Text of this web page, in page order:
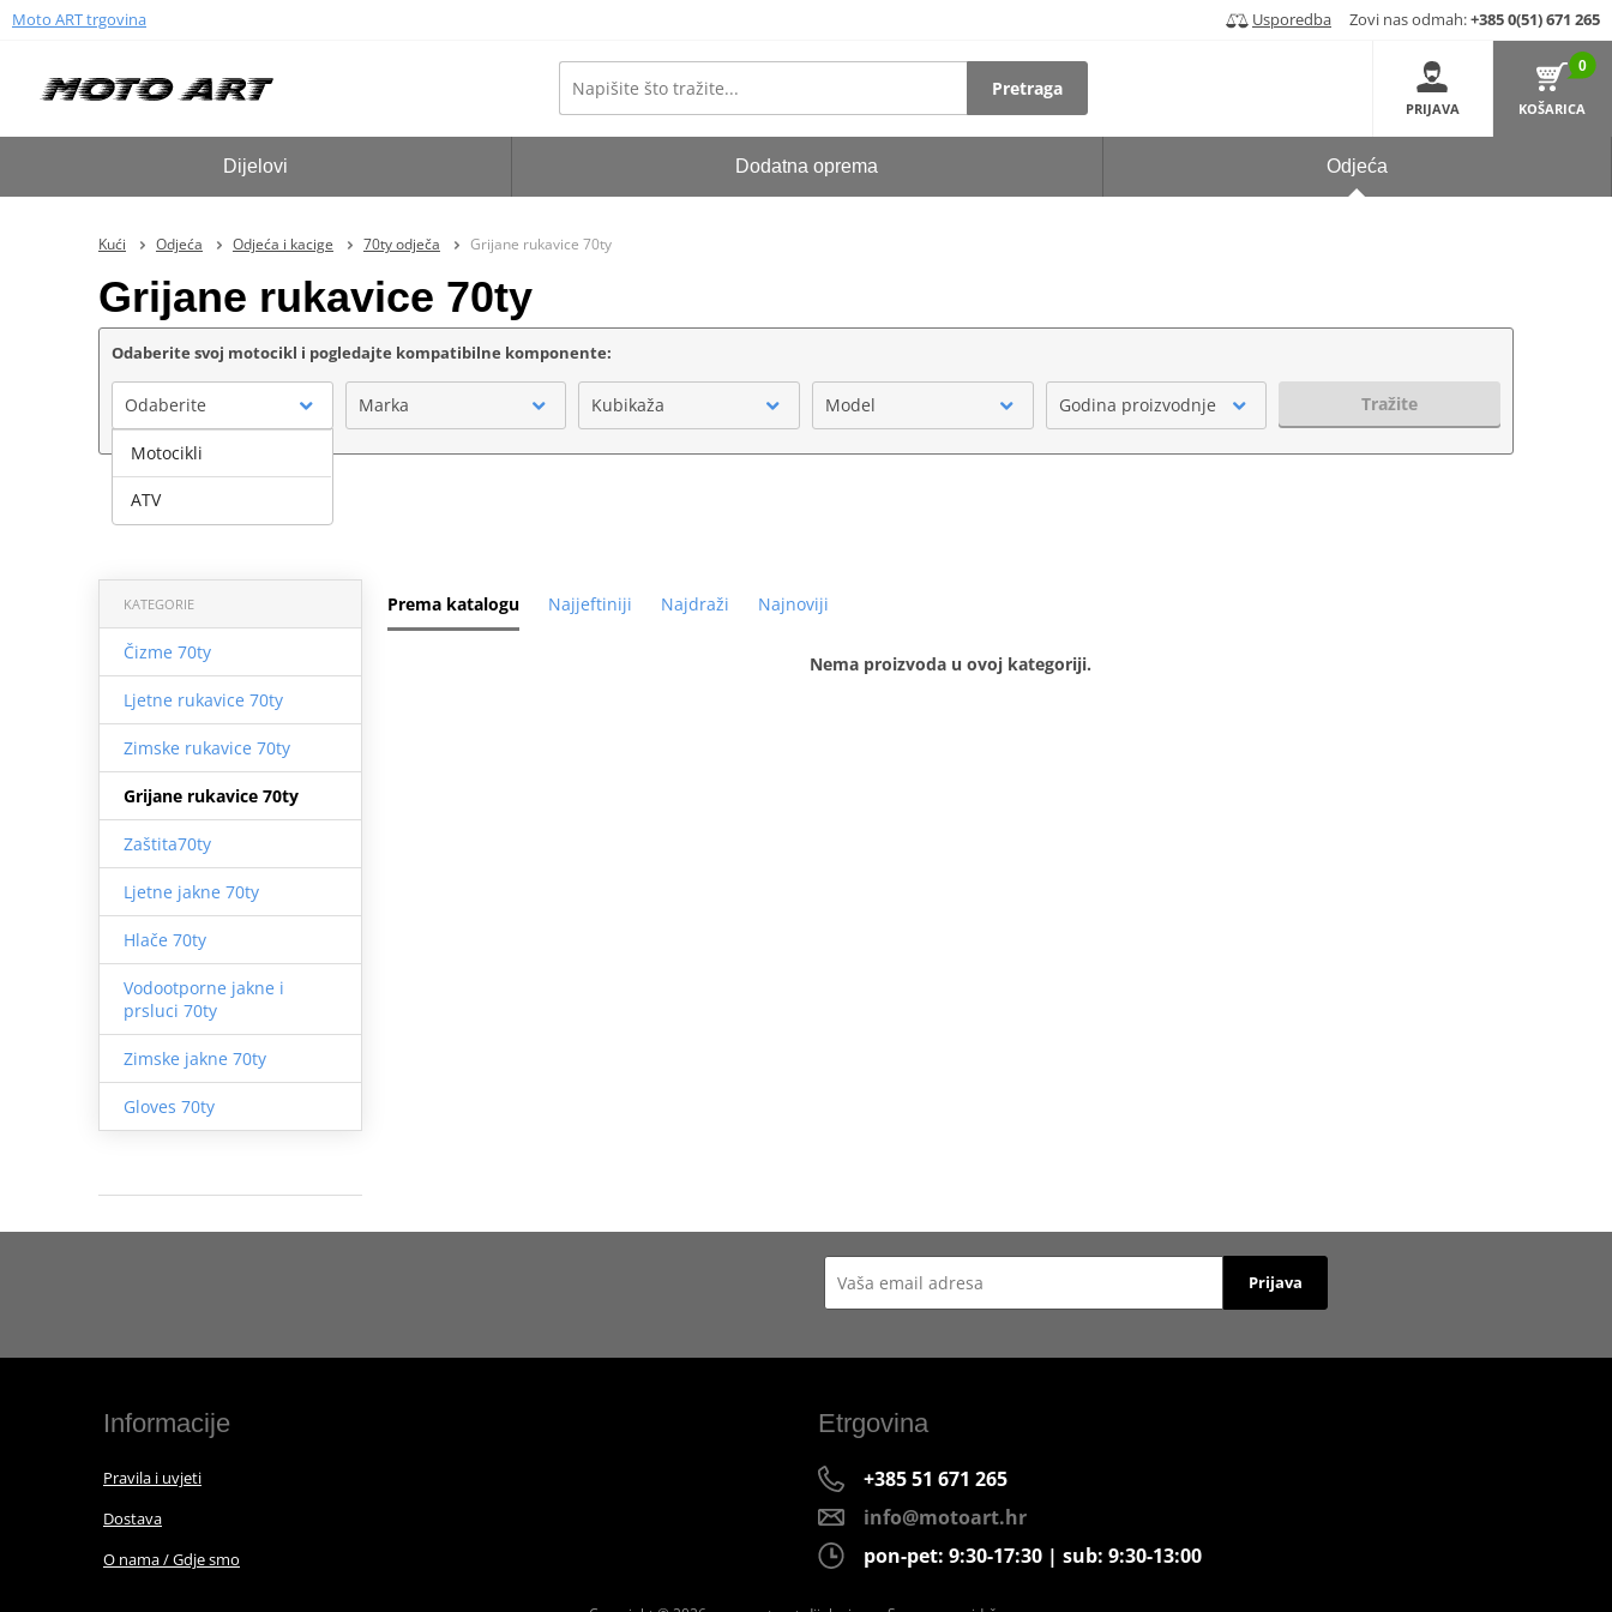
Moto ART trgovina Usporedba Zovi nas odmah:+385 0(51) 671 265
Pretraga
PRIJAVA
0
KOŠARICA
Dijelovi Dodatna oprema Odjeća
Kući Odjeća Odjeća i kacige 70ty odječa Grijane rukavice 70ty
Grijane rukavice 70ty
Odaberite svoj motocikl i pogledajte kompatibilne komponente:
Odaberite Marka Kubikaža Model Godina proizvodnje Tražite
Prema katalogu Najjeftiniji Najdraži Najnoviji
KATEGORIE
Čizme 70ty
Ljetne rukavice 70ty
Zimske rukavice 70ty
Grijane rukavice 70ty
Zaštita70ty
Ljetne jakne 70ty
Hlače 70ty
Vodootporne jakne i
prsluci 70ty
Zimske jakne 70ty
Gloves 70ty
Nema proizvoda u ovoj kategoriji.
Prijava
Informacije
Pravila i uvjeti
Dostava
O nama / Gdje smo
Etrgovina
+385 51 671 265
info@motoart.hr
pon-pet: 9:30-17:30 | sub: 9:30-13:00
Motocikli
ATV